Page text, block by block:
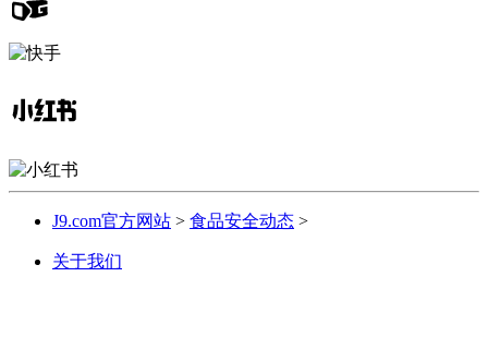
J9.com官方网站 > 食品安全动态 >
关于我们